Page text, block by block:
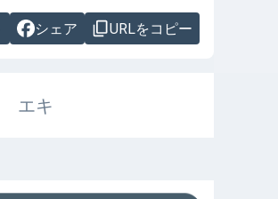
シェア URLをコピー
エキ